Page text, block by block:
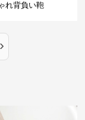
れ背負い鞄
›